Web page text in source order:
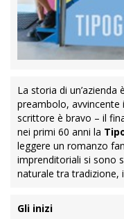
La storia di
preambolo,
scrittore è bravo – il
nei primi 60 anni la
leggere un romanzo
imprenditoriali si sono
naturale tra tradizione,
Gli inizi